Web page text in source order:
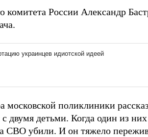
комитета России Александр
московской поликлиники
двумя детьми. Когда один из
СВО убили. И он тяжело